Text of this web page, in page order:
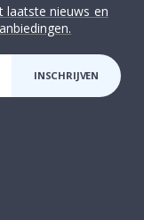
laatste nieuws en
INSCHRIJVEN